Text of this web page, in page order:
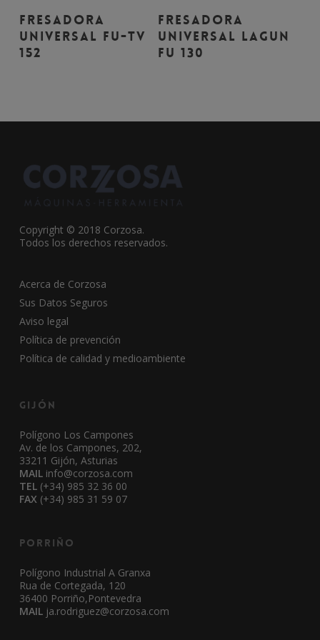
Leer Más
Fresadora
universal FU-TV
152
Leer Más
Fresadora
universal Lagun
FU 130
Copyright © 2018 Corzosa.
Todos los derechos reservados.
Acerca de Corzosa
Sus Datos Seguros
Aviso legal
Política de prevención
Política de calidad y medioambiente
Gijón
Polígono Los Campones
Av. de los Campones, 202,
33211 Gijón, Asturias
MAIL info@corzosa.com
TEL (+34) 985 32 36 00
FAX(+34) 985 31 59 07
Porriño
Polígono Industrial A Granxa
Rua de Cortegada, 120
36400 Porriño,Pontevedra
MAILja.rodriguez@corzosa.com